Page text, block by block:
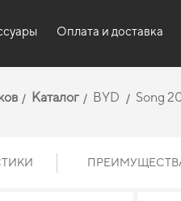
Оплата и доставка
Каталог BYD Song